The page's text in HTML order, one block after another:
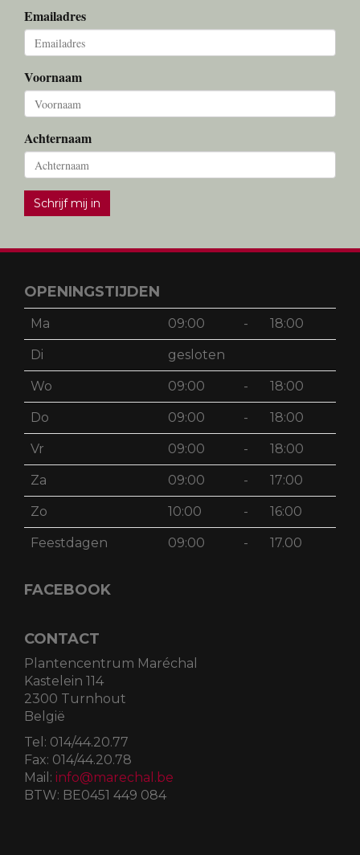
Emailadres
Voornaam
Achternaam
Schrijf mij in
OPENINGSTIJDEN
Ma 09:00 - 18:00
Di gesloten
Wo 09:00 - 18:00
Do 09:00 - 18:00
Vr 09:00 - 18:00
Za 09:00 - 17:00
Zo 10:00 - 16:00
Feestdagen 09:00 - 17.00
FACEBOOK
CONTACT
Plantencentrum Maréchal
Kastelein 114
2300 Turnhout
België
Tel: 014/44.20.77
Fax: 014/44.20.78
Mail: info@marechal.be
BTW: BE0451 449 084